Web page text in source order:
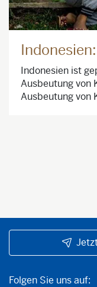
Indonesien ist
Ausbeutung von
Ausbeutung von
Folgen Sie uns auf:
Folgen Sie uns auf: